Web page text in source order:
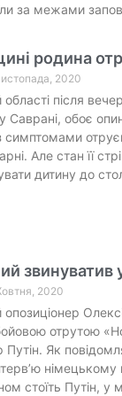
за межами
родина
2020
після
Саврані, обоє
симптомами
Але стан її
дитину до
звинуватив
2020
опозиціонер
отрутою
Як
стоїть Путін, у